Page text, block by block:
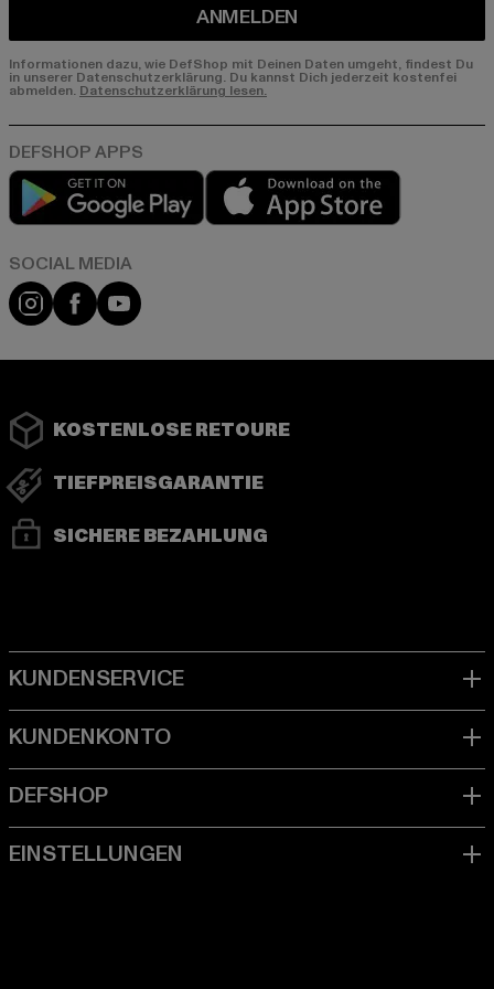
ANMELDEN
Informationen dazu, wie DefShop mit Deinen Daten umgeht, findest Du
in unserer Datenschutzerklärung. Du kannst Dich jederzeit kostenfei
abmelden. Datenschutzerklärung lesen.
Play market
Instagram
FacebookYouTube
KOSTENLOSE RETOURE
TIEFPREISGARANTIE
SICHERE BEZAHLUNG